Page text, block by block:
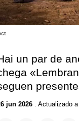
un par de
jun 2026. Actualizado a